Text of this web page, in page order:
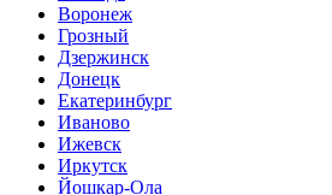
Воронеж
Грозный
Дзержинск
Донецк
Екатеринбург
Иваново
Ижевск
Иркутск
Йошкар-Ола